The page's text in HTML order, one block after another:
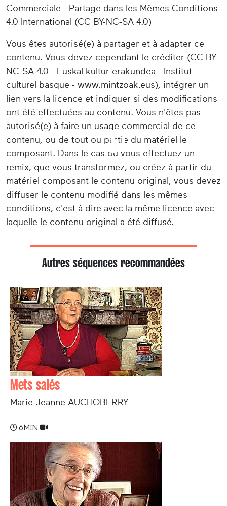
Commerciale - Partage dans les Mêmes Conditions
4.0 International (CC BY-NC-SA 4.0)
Vous êtes autorisé(e) à partager et à adapter ce
contenu. Vous devez cependant le créditer (CC BY-
NC-SA 4.0 - Euskal kultur erakundea - Institut
culturel basque - www.mintzoak.eus), intégrer un
lien vers la licence et indiquer si des modifications
ont été effectuées au contenu. Vous n'êtes pas
autorisé(e) à faire un usage commercial de ce
contenu, ou de tout ou partie du matériel le
composant. Dans le cas où vous effectuez un
remix, que vous transformez, ou créez à partir du
matériel composant le contenu original, vous devez
diffuser le contenu modifié dans les mêmes
conditions, c'est à dire avec la même licence avec
laquelle le contenu original a été diffusé.
Autres séquences recommandées
Mets salés
Marie-Jeanne AUCHOBERRY
6 min